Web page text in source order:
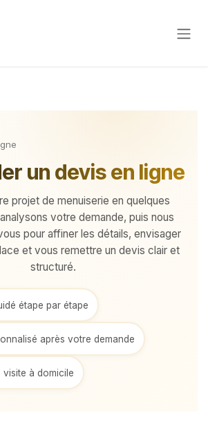
un devis en ligne
projet de menuiserie en quelques
votre demande, puis nous
pour affiner les détails, envisager
et vous remettre un devis clair et
structuré.
étape par étape
après votre demande
visite à domicile